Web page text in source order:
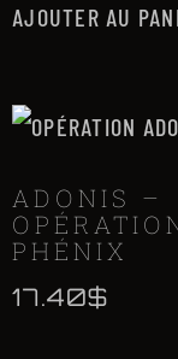
AJOUTER AU
ADONIS –
PHÉNIX
17.40$